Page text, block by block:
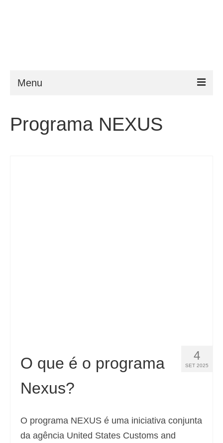
Menu
Requisitos
Nederlands
Suomi(Finlandês )
Français(Francês)
Programa NEXUS
4
SET 2025
O que é o programa
Nexus?
O programa NEXUS é uma iniciativa conjunta
da agência United States Customs and